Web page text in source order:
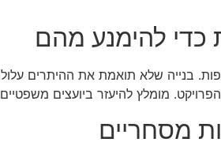
כדי להימנע מהם
בנייה שלא תואמת את ההיתרים
מומלץ להיעזר ביועצים
מסחריים